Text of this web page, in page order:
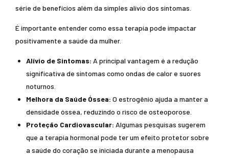
série de benefícios além da simples alívio dos sintomas.
É importante entender como essa terapia pode impactar
positivamente a saúde da mulher.
Alívio de Sintomas: A principal vantagem é a redução
significativa de sintomas como ondas de calor e suores
noturnos.
Melhora da Saúde Óssea: O estrogênio ajuda a manter a
densidade óssea, reduzindo o risco de osteoporose.
Proteção Cardiovascular: Algumas pesquisas sugerem
que a terapia hormonal pode ter um efeito protetor sobre
a saúde do coração se iniciada durante a menopausa